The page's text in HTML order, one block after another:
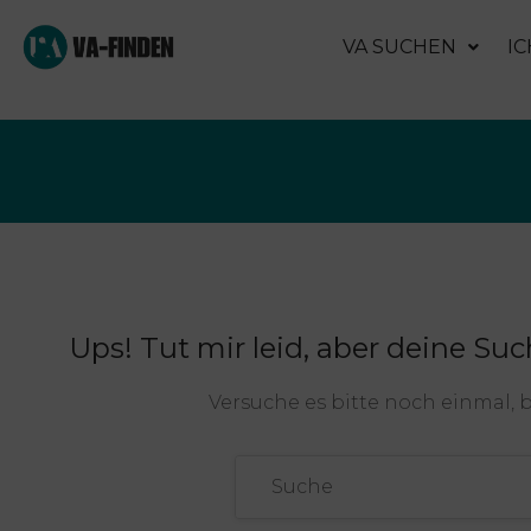
VA SUCHEN
Ups! Tut mir leid, aber deine
Versuche es bitte noch einmal,